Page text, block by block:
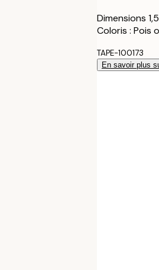
Dimensions
Coloris : Pois
TAPE-100173
En savoir plus